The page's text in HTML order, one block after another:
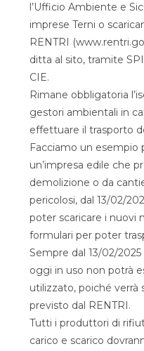
l’Ufficio Ambiente e
imprese Terni o
RENTRI
ditta al sito, tramite
CIE.
Rimane obbligatoria
gestori ambientali in
effettuare il trasporto
Facciamo un esempio
un’impresa edile che
demolizione o da
pericolosi, dal 13/02/
poter scaricare i nuovi
formulari per poter
Sempre dal 13/02/
oggi in uso non potrà
utilizzato, poiché
previsto dal RENTRI.
Tutti i produttori di
carico e scarico